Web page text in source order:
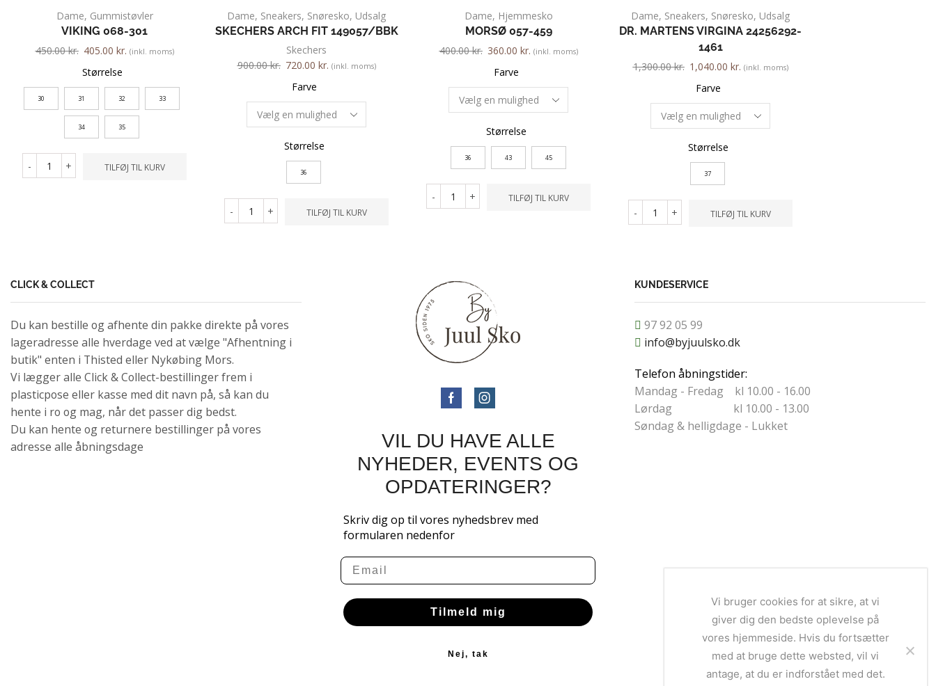
Dame, Gummistøvler
VIKING 068-301
450.00kr. 405.00 kr. (inkl. moms)
Størrelse
30 31 32 33
34 35
- + TILFØJ TIL KURV
Dame, Sneakers, Snøresko, Udsalg
SKECHERS ARCH FIT 149057/BBK
Skechers
900.00kr. 720.00 kr. (inkl. moms)
Farve
Størrelse
36
- + TILFØJ TIL KURV
Dame, Hjemmesko
MORSØ 057-459
400.00kr. 360.00 kr. (inkl. moms)
Farve
Størrelse
36 43 45
- + TILFØJ TIL KURV
Dame, Sneakers, Snøresko, Udsalg
DR. MARTENS VIRGINA 24256292-
1461
1,300.00kr. 1,040.00 kr. (inkl. moms)
Farve
Størrelse
37
- + TILFØJ TIL KURV
CLICK & COLLECT
Du kan bestille og afhente din pakke direkte på vores
lageradresse alle hverdage ved at vælge "Afhentning i
butik" enten i Thisted eller Nykøbing Mors.
Vi lægger alle Click & Collect-bestillinger frem i
plasticpose eller kasse med dit navn på, så kan du
hente i ro og mag, når det passer dig bedst.
Du kan hente og returnere bestillinger på vores
adresse alle åbningsdage
VIL DU HAVE ALLE
NYHEDER, EVENTS OG
OPDATERINGER?
Skriv dig op til vores nyhedsbrev med
formularen nedenfor
Email
Tilmeld mig
Nej, tak
KUNDESERVICE
97 92 05 99
info@byjuulsko.dk
Telefon åbningstider:
Mandag - Fredag kl 10.00 - 16.00
Lørdag kl 10.00 - 13.00
Søndag & helligdage - Lukket
Vi bruger cookies for at sikre, at vi
giver dig den bedste oplevelse på
vores hjemmeside. Hvis du fortsætter
med at bruge dette websted, vil vi
antage, at du er indforstået med det.